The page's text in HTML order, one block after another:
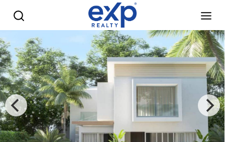
Villas privadas rodeadas de naturaleza viva - eXp Realty